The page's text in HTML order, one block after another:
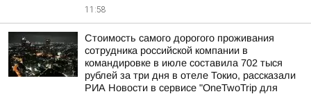
11:58
Стоимость самого дорогого проживания
сотрудника российской компании в
командировке в июле составила 702 тыся
рублей за три дня в отеле Токио, рассказали
РИА Новости в сервисе "OneTwoTrip для